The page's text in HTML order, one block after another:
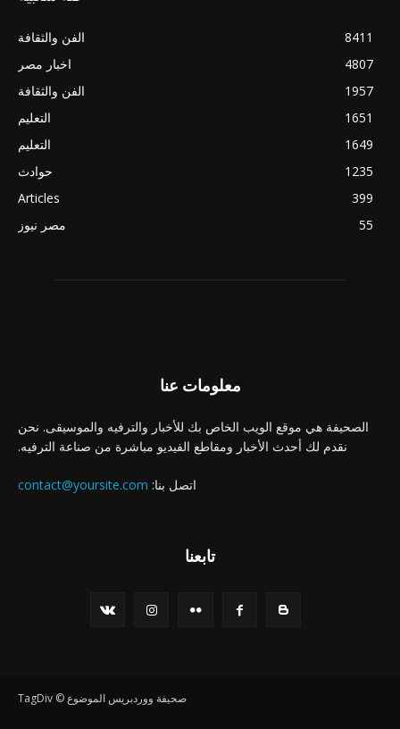
الفن والثقافة
8411
اخبار مصر
4807
الفن والثقافة
1957
التعليم
1651
التعليم
1649
حوادث
1235
Articles
399
مصر نيوز
55
معلومات عنا
الصحيفة هي موقع الويب الخاص بك للأخبار والترفيه والموسيقى. نحن
نقدم لك أحدث الأخبار ومقاطع الفيديو مباشرة من صناعة الترفيه.
اتصل بنا: contact@yoursite.com
تابعنا
صحيفة ووردبريس الموضوع © TagDiv